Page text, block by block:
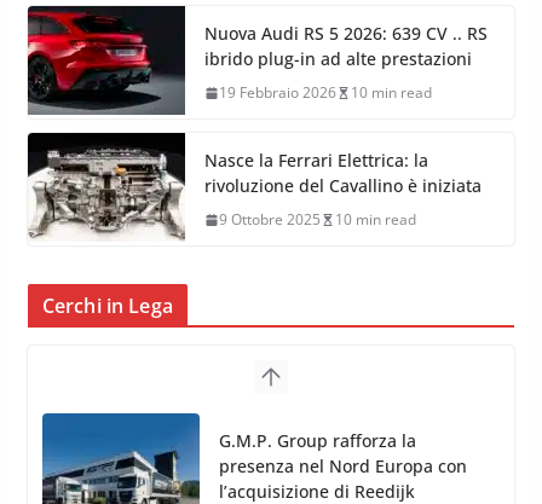
Nuova Audi RS 5 2026: 639 CV .. RS
ibrido plug-in ad alte prestazioni
19 Febbraio 2026 10 min read
Nasce la Ferrari Elettrica: la
rivoluzione del Cavallino è iniziata
9 Ottobre 2025 10 min read
Cerchi in Lega
TPMS Alcar Sensor – Sistemi di
Monitoraggio Pressione
Pneumatici